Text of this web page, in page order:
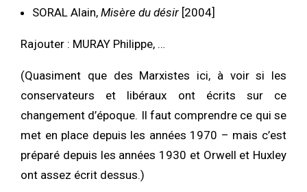
SORAL Alain, Misère du désir [2004]
Rajouter : MURAY Philippe, …
(Quasiment que des Marxistes ici, à voir si les
conservateurs et libéraux ont écrits sur ce
changement d’époque. Il faut comprendre ce qui se
met en place depuis les années 1970 – mais c’est
préparé depuis les années 1930 et Orwell et Huxley
ont assez écrit dessus.)